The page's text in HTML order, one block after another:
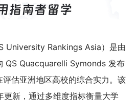
University Rankings Asia）是由
QS Quacquarelli Symonds 发布
估亚洲地区高校的综合实力。该
新，通过多维度指标衡量大学